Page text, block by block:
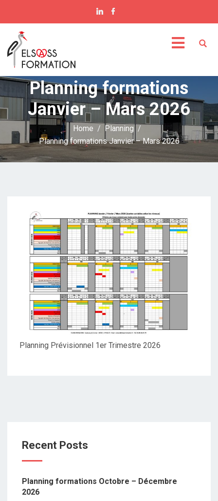
Planning formations
Janvier – Mars 2026
Home
Planning
Planning formations Janvier – Mars 2026
Planning Prévisionnel 1er Trimestre 2026
Recent Posts
Planning formations Octobre – Décembre
2026